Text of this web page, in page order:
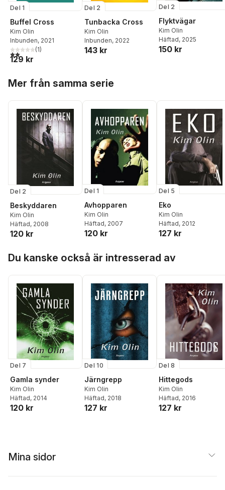
Del 1
Buffel Cross
Kim Olin
Inbunden, 2021
2,0utav 5 stjärnor. Totalt antal röster:
(1)
129 kr
Del 2
Tunbacka Cross
Kim Olin
Inbunden, 2022
143 kr
Del 2
Flyktvägar
Kim Olin
Häftad, 2025
150 kr
Mer från samma serie
Del 2
Beskyddaren
Kim Olin
Häftad, 2008
120 kr
Del 1
Avhopparen
Kim Olin
Häftad, 2007
120 kr
Del 5
Eko
Kim Olin
Häftad, 2012
127 kr
Du kanske också är intresserad av
Del 7
Gamla synder
Kim Olin
Häftad, 2014
120 kr
Del 10
Järngrepp
Kim Olin
Häftad, 2018
127 kr
Del 8
Hittegods
Kim Olin
Häftad, 2016
127 kr
Mina sidor